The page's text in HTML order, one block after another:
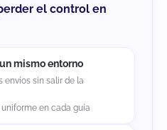
el control en
mismo entorno
envíos sin salir de la
en cada guía